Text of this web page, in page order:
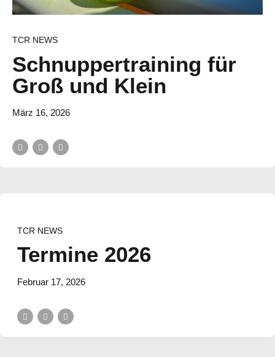
TCR NEWS
Schnuppertraining für
Groß und Klein
März 16, 2026
TCR NEWS
Termine 2026
Februar 17, 2026